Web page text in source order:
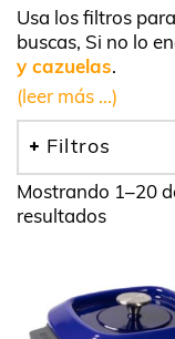
Usa los filtros
buscas, Si no lo
y cazuelas.
(leer más ...)
Filtros
Mostrando 1–20
resultados